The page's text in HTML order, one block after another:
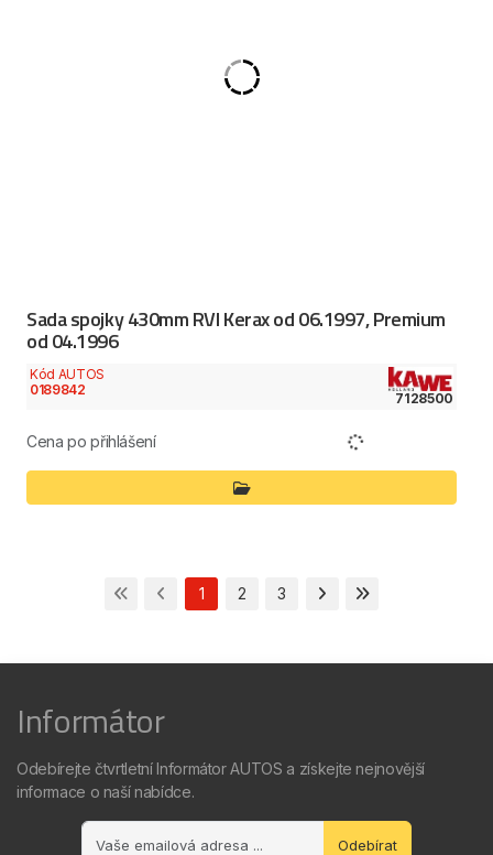
Sada spojky 430mm RVI Kerax od 06.1997, Premium
od 04.1996
Kód AUTOS
0189842
7128500
Cena po přihlášení
1 2 3
Informátor
Odebírejte čtvrtletní Informátor AUTOS a získejte nejnovější
informace o naší nabídce.
Odebírat